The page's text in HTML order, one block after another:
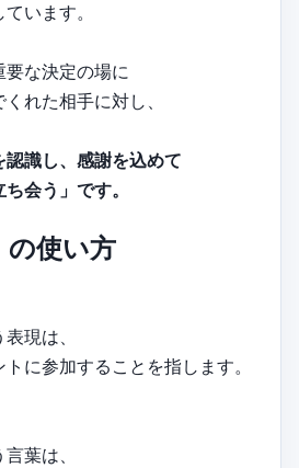
います。
な決定の場に
れた相手に対し、
識し、感謝を込めて
会う」です。
の使い方
現は、
に参加することを指します。
葉は、